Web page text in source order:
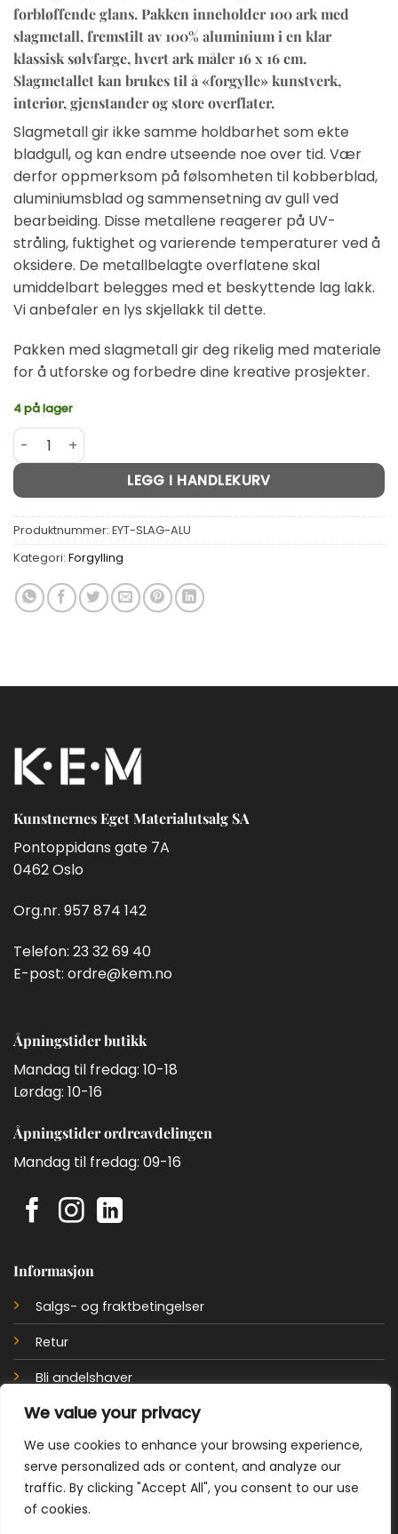
We value your privacy
We use cookies to enhance your browsing experience,
serve personalized ads or content, and analyze our
traffic. By clicking "Accept All", you consent to our use
of cookies.
forbløffende glans. Pakken inneholder 100 ark med
slagmetall, fremstilt av 100% aluminium i en klar
klassisk sølvfarge, hvert ark måler 16 x 16 cm.
Slagmetalletkan brukes til å «forgylle» kunstverk,
interiør, gjenstander og store overflater.
Slagmetall gir ikke samme holdbarhet som ekte
bladgull, og kan endre utseende noe over tid. Vær
derfor oppmerksom på følsomheten til kobberblad,
aluminiumsblad og sammensetning av gull ved
bearbeiding. Disse metallene reagerer på UV-
stråling, fuktighet og varierende temperaturer ved å
oksidere. De metallbelagte overflatene skal
umiddelbart belegges med et beskyttende lag lakk.
Vi anbefaler en lys skjellakk til dette.
Pakken med slagmetall gir deg rikelig med materiale
for å utforske og forbedre dine kreative prosjekter.
4 på lager
Slagmetall i sølv til forgylling 100 ark - 16 x 16 cm antall
LEGG I HANDLEKURV
Alternative:
Produktnummer: EYT-SLAG-ALU
Kategori: Forgylling
Kunstnernes Eget Materialutsalg SA
Pontoppidans gate 7A
0462 Oslo
Org.nr. 957 874 142
Telefon: 23 32 69 40
E-post: ordre@kem.no
Åpningstider butikk
Mandag til fredag: 10-18
Lørdag: 10-16
Åpningstider ordreavdelingen
Mandag til fredag: 09-16
Informasjon
Salgs- og fraktbetingelser
Retur
Bli andelshaver
Personvernerklæring
Cookie policy